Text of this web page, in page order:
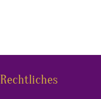
Rechtliches